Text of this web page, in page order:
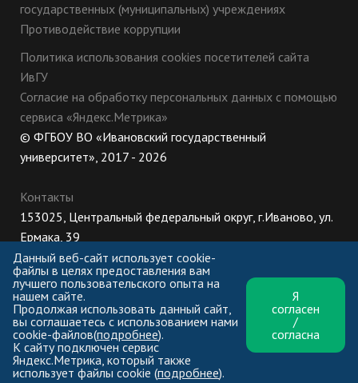
государственных (муниципальных) учреждениях
Противодействие коррупции
Политика использования cookies посетителей сайта
ИвГУ
Согласие на обработку персональных данных с помощью
сервиса «Яндекс.Метрика»
© ФГБОУ ВО «Ивановский государственный
университет», 2017 - 2026
Контакты
153025, Центральный федеральный округ, г.Иваново, ул.
Ермака, 39
8 (800) 222-56-86 (Приемная комиссия), +7 (4932) 32-62-
10 (Ректорат)
ПН-ЧТ: 8:30-17:00;
ПТ: 8:30-16:00;
Данный веб-сайт использует cookie-
файлы в целях предоставления вам
лучшего пользовательского опыта на
нашем сайте.
Продолжая использовать данный сайт,
вы соглашаетесь с использованием нами
cookie-файлов(подробнее).
К сайту подключен сервис
Яндекс.Метрика, который также
использует файлы cookie (подробнее).
Я
согласен
/
согласна